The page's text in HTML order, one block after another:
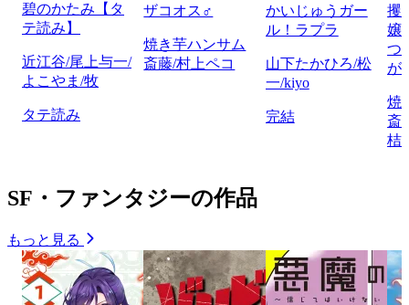
碧のかたみ【タ
テ読み】
近江谷/尾上与一/
よこやま/牧
タテ読み
ザコオス♂
焼き芋ハンサム
斎藤/村上ペコ
かいじゅうガー
ル！ラプラ
山下たかひろ/松
一/kiyo
完結
攫
嬢
つ
が
焼
斎
桔
SF・ファンタジーの作品
もっと見る